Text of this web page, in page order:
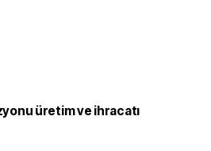
üretim ve ihracatı